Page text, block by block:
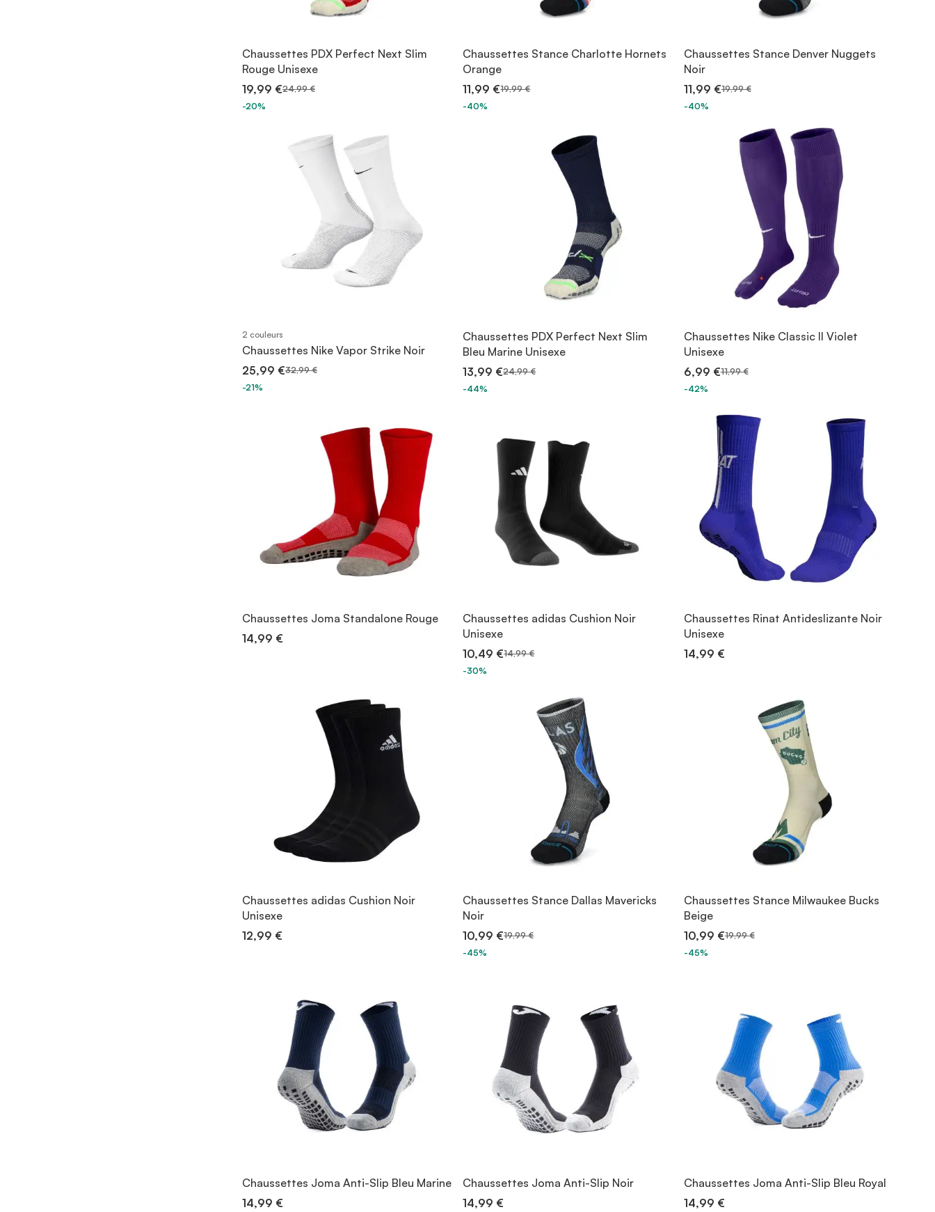
Chaussettes PDX Perfect Next Slim
Rouge Unisexe
19,99 €24,99 €
-20%
Chaussettes Stance Charlotte Hornets
Orange
11,99 €19,99 €
-40%
Chaussettes Stance Denver Nuggets
Noir
11,99 €19,99 €
-40%
2 couleurs
Chaussettes Nike Vapor Strike Noir
25,99 €32,99 €
-21%
Chaussettes PDX Perfect Next Slim
Bleu Marine Unisexe
13,99 €24,99 €
-44%
Chaussettes Nike Classic II Violet
Unisexe
6,99 €11,99 €
-42%
Chaussettes Joma Standalone Rouge
14,99 €
Chaussettes adidas Cushion Noir
Unisexe
10,49 €14,99 €
-30%
Chaussettes Rinat Antideslizante Noir
Unisexe
14,99 €
Chaussettes adidas Cushion Noir
Unisexe
12,99 €
Chaussettes Stance Dallas Mavericks
Noir
10,99 €19,99 €
-45%
Chaussettes Stance Milwaukee Bucks
Beige
10,99 €19,99 €
-45%
Chaussettes Joma Anti-Slip Bleu Marine
14,99 €
Chaussettes Joma Anti-Slip Noir
14,99 €
Chaussettes Joma Anti-Slip Bleu Royal
14,99 €